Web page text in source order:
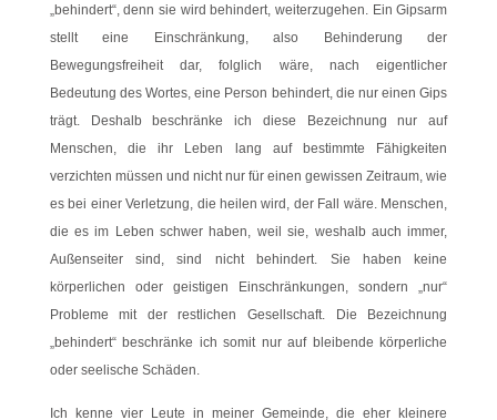
„behindert“, denn sie wird behindert, weiterzugehen. Ein Gipsarm
stellt eine Einschränkung, also Behinderung der
Bewegungsfreiheit dar, folglich wäre, nach eigentlicher
Bedeutung des Wortes, eine Person behindert, die nur einen Gips
trägt. Deshalb beschränke ich diese Bezeichnung nur auf
Menschen, die ihr Leben lang auf bestimmte Fähigkeiten
verzichten müssen und nicht nur für einen gewissen Zeitraum, wie
es bei einer Verletzung, die heilen wird, der Fall wäre. Menschen,
die es im Leben schwer haben, weil sie, weshalb auch immer,
Außenseiter sind, sind nicht behindert. Sie haben keine
körperlichen oder geistigen Einschränkungen, sondern „nur“
Probleme mit der restlichen Gesellschaft. Die Bezeichnung
„behindert“ beschränke ich somit nur auf bleibende körperliche
oder seelische Schäden.
Ich kenne vier Leute in meiner Gemeinde, die eher kleinere